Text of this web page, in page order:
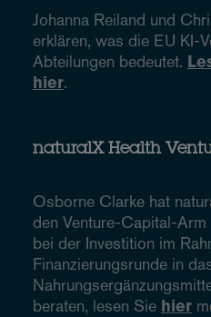
Johanna Reiland und
erklären, was die EU KI-
Abteilungen bedeutet.
hier.
naturalX Health
Osborne Clarke hat
den Venture-Capital-
bei der Investition im
Finanzierungsrunde in
beraten, lesen Sie hier